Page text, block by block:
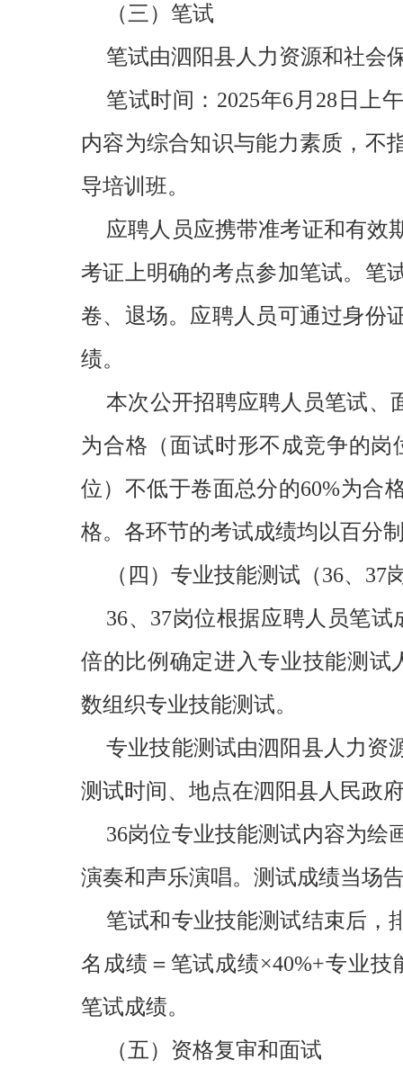
（三）笔试
笔试由泗阳县人力资源和社会
笔试时间：2025年6月28日上
内容为综合知识与能力素质，不
导培训班。
应聘人员应携带准考证和有效
考证上明确的考点参加笔试。笔
卷、退场。应聘人员可通过身份
绩。
本次公开招聘应聘人员笔试、
为合格（面试时形不成竞争的
位）不低于卷面总分的60%为合
格。各环节的考试成绩均以百分
（四）专业技能测试（36、37
36、37岗位根据应聘人员笔
倍的比例确定进入专业技能测试
数组织专业技能测试。
专业技能测试由泗阳县人力资
测试时间、地点在泗阳县人民政
36岗位专业技能测试内容为绘
演奏和声乐演唱。测试成绩当场
笔试和专业技能测试结束后，
名成绩＝笔试成绩×40%+专业
笔试成绩。
（五）资格复审和面试